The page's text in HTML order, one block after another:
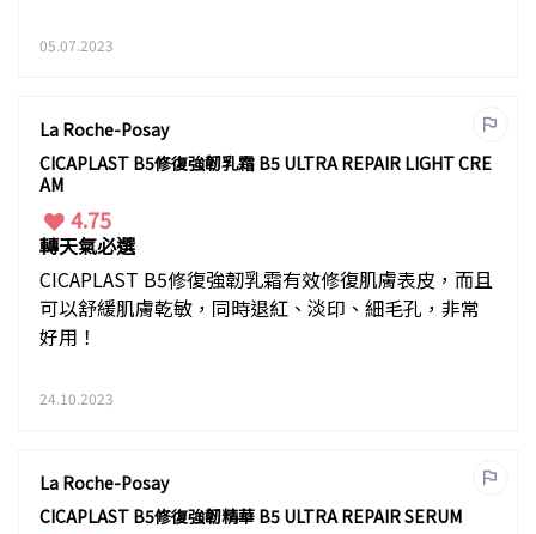
05.07.2023
La Roche-Posay
CICAPLAST B5修復強韌乳霜 B5 ULTRA REPAIR LIGHT CRE
AM
4.75
轉天氣必選
CICAPLAST B5修復強韌乳霜有效修復肌膚表皮，而且
可以舒緩肌膚乾敏，同時退紅、淡印、細毛孔，非常
好用！
24.10.2023
La Roche-Posay
CICAPLAST B5修復強韌精華 B5 ULTRA REPAIR SERUM